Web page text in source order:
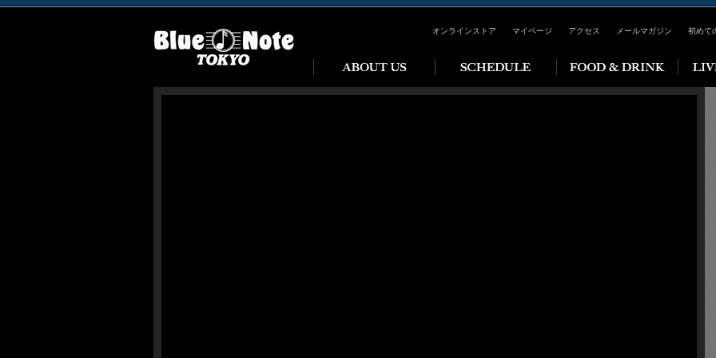
オンラインストア マイページ アクセス メールマガジン 初めて